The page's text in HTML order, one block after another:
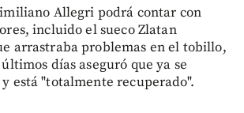
Allegri podrá contar con
incluido el sueco Zlatan
arrastraba problemas en el tobillo,
días aseguró que ya se
está "totalmente recuperado".